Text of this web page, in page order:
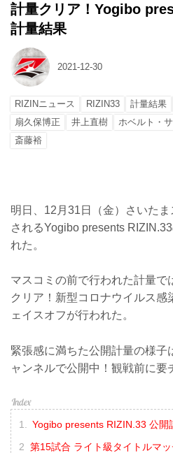
計量クリア！Yogibo
計量結果
2021-12-30
RIZINニュース RIZIN33 計量結果
扇久保博正
井上直樹 ホベルト・
斎藤裕
明日、12月31日（金）さいた
されるYogibo presents
れた。
マスコミの前で行われた計量で
クリア！新型コロナウイルス感
ェイスオフが行われた。
緊張感に満ちた公開計量の様子
ャンネルで公開中！観戦前に要
Yogibo presents RIZIN.33 公開
第15試合 ライト級タイトルマ